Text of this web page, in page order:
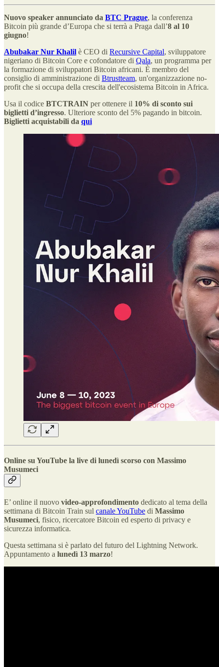
Nuovo speaker annunciato da BTC Prague, la conferenza
Bitcoin più grande d’Europa che si terrà a Praga dall’8 al 10
giugno!
Abubakar Nur Khalil è CEO di Recursive Capital, sviluppatore
nigeriano di Bitcoin Core e cofondatore di Qala, un programma per
la formazione di sviluppatori Bitcoin africani. È membro del
consiglio di amministrazione di Btrustteam, un'organizzazione no-
profit che si occupa della crescita dell'ecosistema Bitcoin in Africa.
Usa il codice BTCTRAIN per ottenere il 10% di sconto sui
biglietti d’ingresso. Ulteriore sconto del 5% pagando in bitcoin.
Biglietti acquistabili da qui
Online su YouTube la live di lunedì scorso con Massimo
Musumeci
E’ online il nuovo video-approfondimento dedicato al tema della
settimana di Bitcoin Train sul canale YouTube di Massimo
Musumeci, fisico, ricercatore Bitcoin ed esperto di privacy e
sicurezza informatica.
Questa settimana si è parlato del futuro del Lightning Network.
Appuntamento a lunedì 13 marzo!